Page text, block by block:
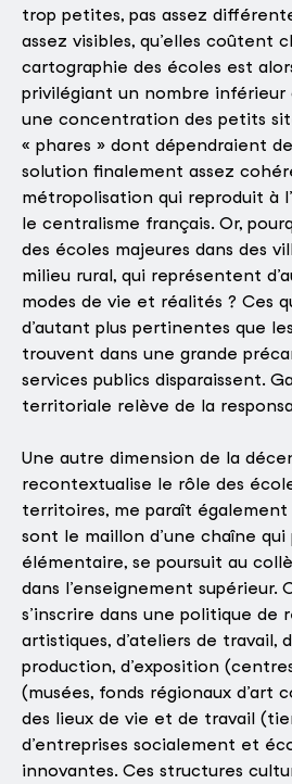
trop petites, pas assez
assez visibles, qu’elles coûtent
cartographie des écoles est
privilégiant un nombre inférieur
une concentration des petits
« phares » dont dépendraient
solution finalement assez
métropolisation qui reproduit à
le centralisme français. Or,
des écoles majeures dans des
milieu rural, qui représentent
modes de vie et réalités ? Ces
d’autant plus pertinentes que
trouvent dans une grande
services publics disparaissent.
territoriale relève de la
Une autre dimension de la
recontextualise le rôle des
territoires, me paraît
sont le maillon d’une chaîne qui
élémentaire, se poursuit au
dans l’enseignement supérieur.
s’inscrire dans une politique de
artistiques, d’ateliers de travail,
production, d’exposition
(musées, fonds régionaux d’art
des lieux de vie et de travail
d’entreprises socialement et
innovantes. Ces structures